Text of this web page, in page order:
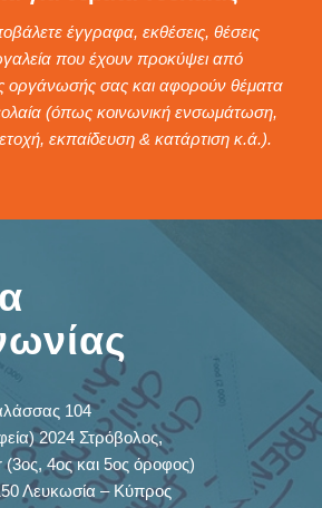
έγγραφα, εκθέσεις, θέσεις
που έχουν προκύψει από
οργάνωσής σας και αφορούν θέματα
(όπως κοινωνική ενσωμάτωση,
εκπαίδευση & κατάρτιση κ.ά.).
104
2024 Στρόβολος,
4ος και 5ος όροφος)
Λευκωσία – Κύπρος